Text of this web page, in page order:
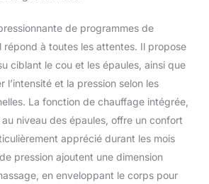
massage Rotai :
coussins lombaires et
l'utilisant comme un
fauteuil de salon normal
lorsqu'il n'est pas
destiné au massage, il
est normal que vous
ressentiez un massage
un peu dur, vous pouvez
utiliser le coussin contre
de programmes de
répond à toutes les attentes. Il propose
ciblant le cou et les épaules, ainsi que
l’intensité et la pression selon les
La fonction de chauffage intégrée,
niveau des épaules, offre un confort
apprécié durant les mois
pression ajoutent une dimension
en enveloppant le corps pour